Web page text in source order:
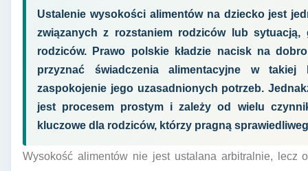
Ustalenie wysokości alimentów na dziecko jest
związanych z rozstaniem rodziców lub
rodziców. Prawo polskie kładzie nacisk na
przyznać świadczenia alimentacyjne w takiej
zaspokojenie jego uzasadnionych potrzeb.
jest procesem prostym i zależy od wielu
kluczowe dla rodziców, którzy pragną
Wysokość alimentów nie jest ustalana arbitralnie, lecz